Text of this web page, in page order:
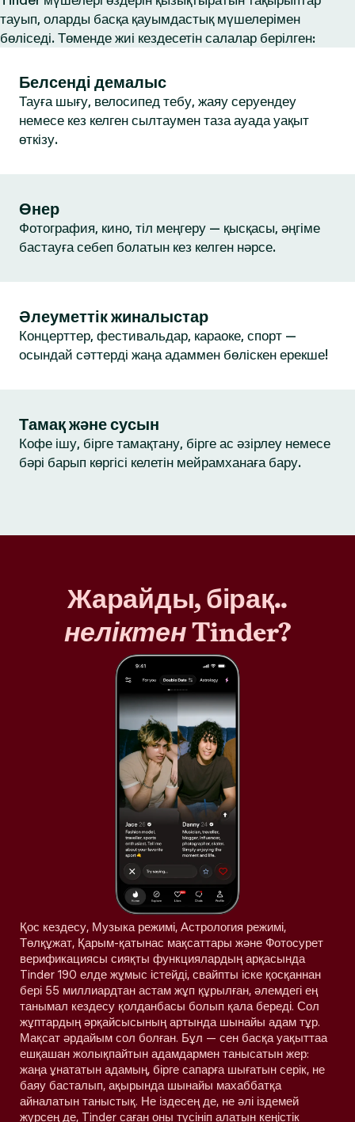
тауып, оларды басқа қауымдастық мүшелерімен
бөліседі. Төменде жиі кездесетін салалар берілген:
Белсенді демалыс
Тауға шығу, велосипед тебу, жаяу серуендеу
немесе кез келген сылтаумен таза ауада уақыт
өткізу.
Өнер
Фотография, кино, тіл меңгеру — қысқасы, әңгіме
бастауға себеп болатын кез келген нәрсе.
Әлеуметтік жиналыстар
Концерттер, фестивальдар, караоке, спорт —
осындай сәттерді жаңа адаммен бөліскен ерекше!
Тамақ және сусын
Кофе ішу, бірге тамақтану, бірге ас әзірлеу немесе
бәрі барып көргісі келетін мейрамханаға бару.
Жарайды, бірақ..
неліктенTinder?
Қос кездесу, Музыка режимі, Астрология режимі,
Төлқұжат, Қарым-қатынас мақсаттары және Фотосурет
верификациясы сияқты функциялардың арқасында
Tinder 190 елде жұмыс істейді, свайпты іске қосқаннан
бері 55 миллиардтан астам жұп құрылған, әлемдегі ең
танымал кездесу қолданбасы болып қала береді. Сол
жұптардың әрқайсысының артында шынайы адам тұр.
Мақсат әрдайым сол болған. Бұл — сен басқа уақыттаа
ешқашан жолықпайтын адамдармен танысатын жер:
жаңа ұнататын адамың, бірге сапарға шығатын серік, не
баяу басталып, ақырында шынайы махаббатқа
айналатын таныстық. Не іздесең де, не әлі іздемей
жүрсең де, Tinder саған оны түсініп алатын кеңістік